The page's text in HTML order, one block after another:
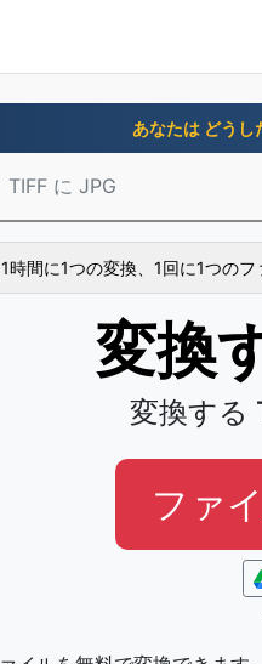
あなたは どうし
TIFF に JPG
1時間に1つの変換、1回に1つのフ
変換
変換する
ファ